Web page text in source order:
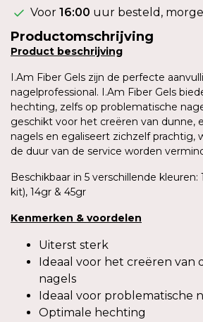
Voor 16:00 uur besteld,
Productomschrijving
Product beschrijving
I.Am Fiber Gels zijn de perfecte
nagelprofessional. I.Am Fiber Gels
hechting, zelfs op problematische
geschikt voor het creëren van dunne,
nagels en egaliseert zichzelf prachtig,
de duur van de service worden
Beschikbaar in 5 verschillende
kit), 14gr & 45gr
Kenmerken & voordelen
Uiterst sterk
Ideaal voor het creëren van
nagels
Ideaal voor problematische
Optimale hechting